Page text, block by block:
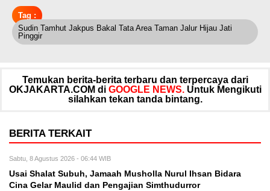
Tag :
Sudin Tamhut Jakpus Bakal Tata Area Taman Jalur Hijau Jati
Pinggir
Temukan berita-berita terbaru dan terpercaya dari
OKJAKARTA.COM di GOOGLE NEWS. Untuk Mengikuti
silahkan tekan tanda bintang.
BERITA TERKAIT
Sabtu, 8 Agustus 2026 - 06:44 WIB
Usai Shalat Subuh, Jamaah Musholla Nurul Ihsan Bidara
Cina Gelar Maulid dan Pengajian Simthudurror